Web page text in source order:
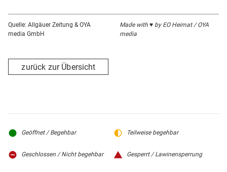
Quelle: Allgäuer Zeitung & OYA
media GmbH
Made with ♥ by EO Heimat / OYA
media
zurück zur Übersicht
Geöffnet / Begehbar Teilweise begehbar
Geschlossen / Nicht begehbar Gesperrt / Lawinensperrung